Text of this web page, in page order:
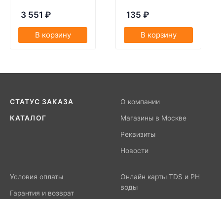
3 551 ₽
В корзину
135 ₽
В корзину
СТАТУС ЗАКАЗА
КАТАЛОГ
О компании
Магазины в Москве
Реквизиты
Новости
Условия оплаты
Гарантия и возврат
Онлайн карты TDS и PH
воды